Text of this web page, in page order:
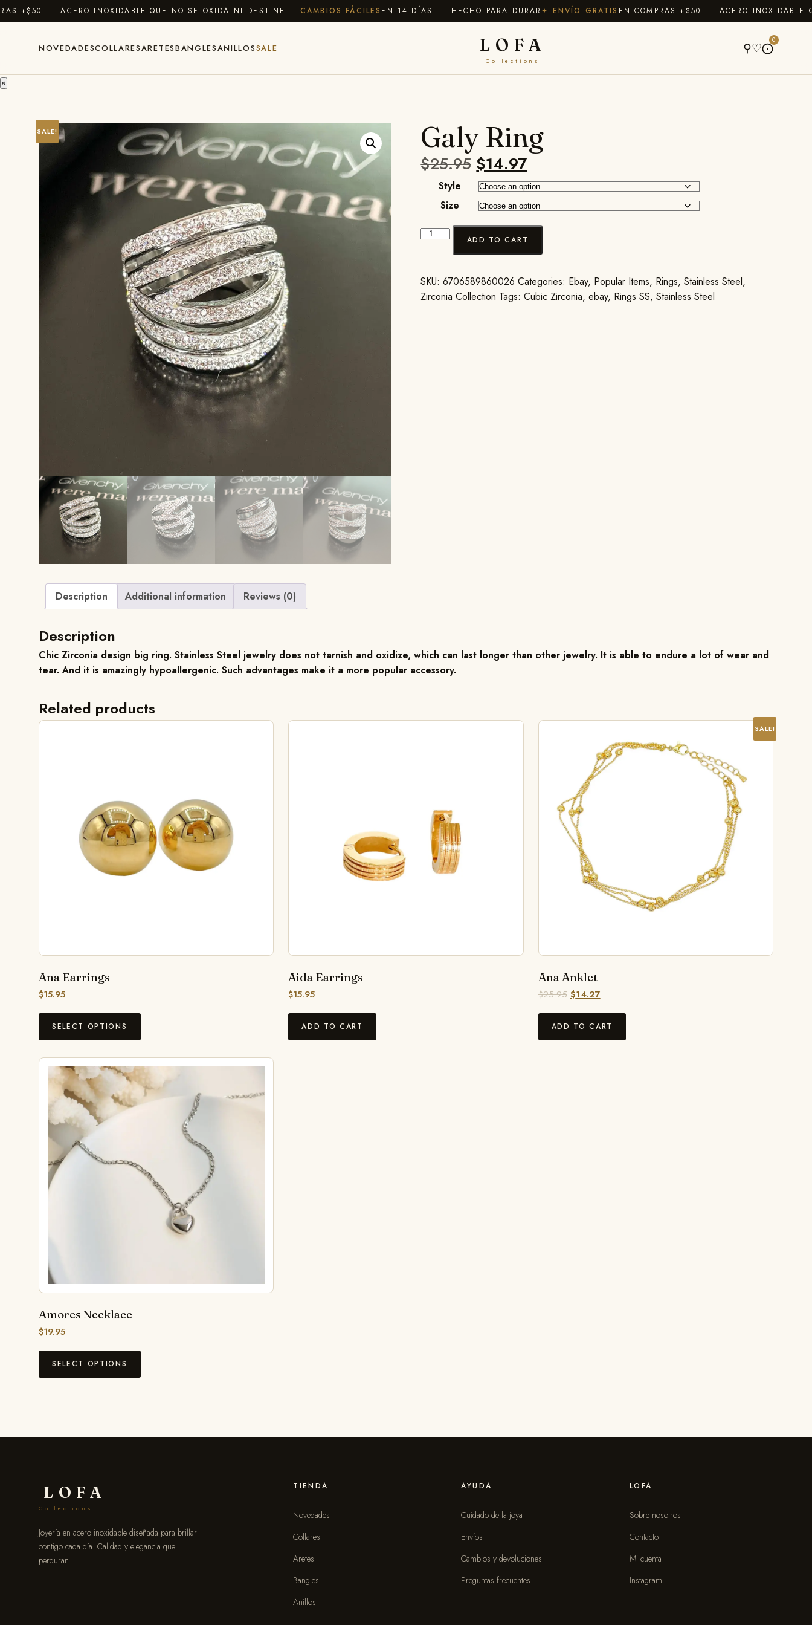
+$50 · ACERO INOXIDABLE QUE NO SE OXIDA NI DESTIÑE · CAMBIOS FÁCILESEN 14 DÍAS · HECHO PARA DURAR ✦ ENVÍO GRATISEN COMPRAS +$50 · ACERO INOXIDABLE
NOVEDADESCOLLARESARETESBANGLESANILLOSSALE LOFA
Collections
⚲♡⨀
0
×
SALE! Galy Ring
$25.95 $14.97
Style
Size
ADD TO CART
SKU:6706589860026 Categories: Ebay, Popular Items, Rings,Stainless Steel,
Zirconia Collection Tags:Cubic Zirconia,ebay, Rings SS,Stainless Steel
Description Additional information Reviews (0)
Description
Chic Zirconia design big ring. Stainless Steel jewelry does not tarnish and oxidize, which can last longer than other jewelry. It is able to endure a lot of wear and
tear. And it is amazingly hypoallergenic. Such advantages make it a more popular accessory.
Related products
Ana Earrings
$15.95
SELECT OPTIONS
Aida Earrings
$15.95
ADD TO CART
SALE!
Ana Anklet
$25.95 $14.27
ADD TO CART
Amores Necklace
$19.95
SELECT OPTIONS
LOFA
Collections
Joyería en acero inoxidable diseñada para brillar
contigo cada día. Calidad y elegancia que
perduran.
TIENDA
Novedades
Collares
Aretes
Bangles
Anillos
AYUDA
Cuidado de la joya
Envíos
Cambios y devoluciones
Preguntas frecuentes
LOFA
Sobre nosotros
Contacto
Mi cuenta
Instagram